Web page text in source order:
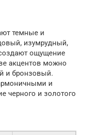
темные и
изумрудный,
ощущение
акцентов можно
и бронзовый.
и
черного и золотого